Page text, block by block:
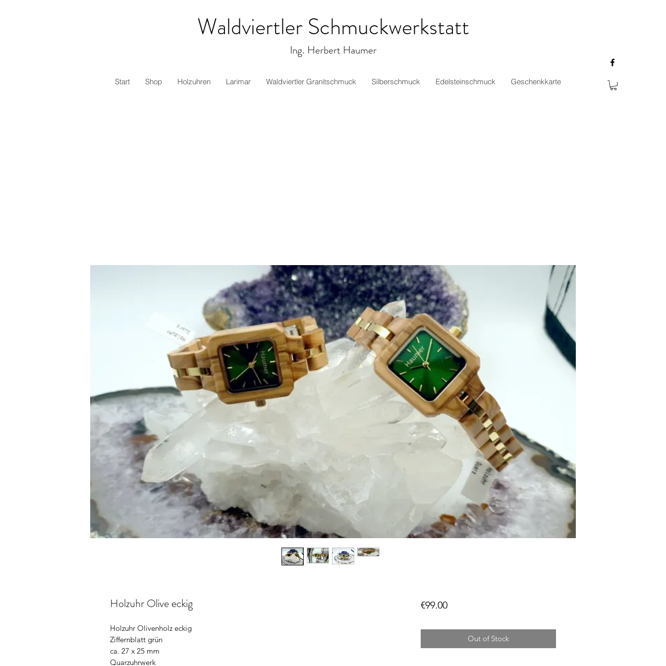
Waldviertler Schmuckwerkstatt
Ing. Herbert Haumer
Start Shop Holzuhren Larimar Waldviertler Granitschmuck Silberschmuck Edelsteinschmuck Geschenkkarte
Holzuhr Olive eckig
Holzuhr Olivenholz eckig
Ziffernblatt grün
ca. 27 x 25 mm
Quarzuhrwerk
€99.00Price
Out of Stock